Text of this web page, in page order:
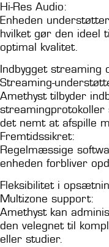
Hi-Res Audio:
Enheden
hvilket gør den ideel
optimal kvalitet.
Indbygget
Streaming-
Amethyst tilbyder
streamingprotokoller
det nemt at afspille
Fremtidssikret:
Regelmæssige
enheden forbliver
Fleksibilitet i
Multizone support:
Amethyst kan
den velegnet til
eller studier.